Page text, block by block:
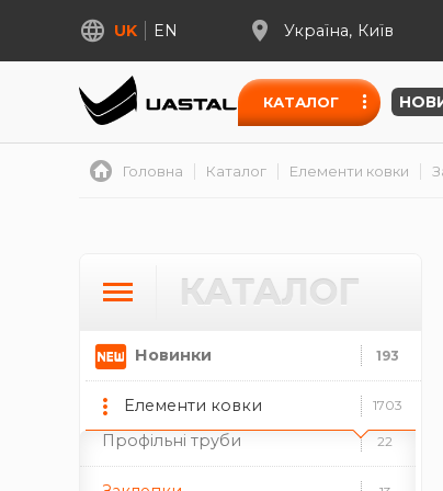
UK EN Україна Київ
КАТАЛОГ
Головна Каталог Елементи ковки
КАТАЛОГ
Новинки 193
Елементи ковки 1703
ески
Балясини та стійки
Битий квадрат
Декоративні стійки
Декоративні труби
Профільні труби 22